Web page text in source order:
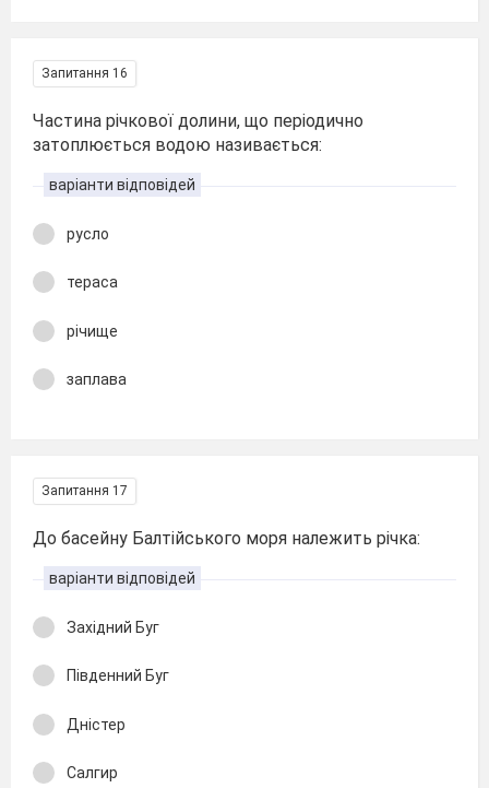
Запитання 16
Частина річкової долини, що періодично
затоплюється водою називається:
варіанти відповідей
русло
тераса
річище
заплава
Запитання 17
До басейну Балтійського моря належить річка:
варіанти відповідей
Західний Буг
Південний Буг
Дністер
Салгир